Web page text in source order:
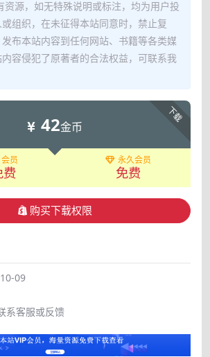
资源，如无特殊说明或标注，均为用户投
组织，在未征得本站同意时，禁止复
布本站内容到任何网站、书籍等各类媒
容侵犯了原著者的合法权益，可联系我
下载
42金币
会员
费
永久会员
免费
购买下载权限
09
系客服或反馈